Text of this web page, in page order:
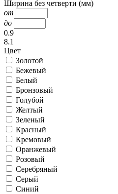
Ширина без четверти (мм)
от
до
0.9
8.1
Цвет
Золотой
Бежевый
Белый
Бронзовый
Голубой
Желтый
Зеленый
Красный
Кремовый
Оранжевый
Розовый
Серебряный
Серый
Синий